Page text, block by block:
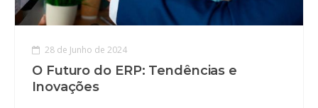
28 de Junho de 2024
O Futuro do ERP: Tendências e
Inovações